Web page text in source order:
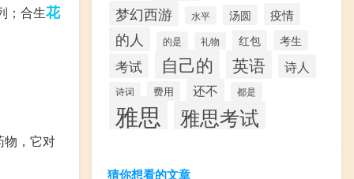
；合生花
物，它对
梦幻西游 水平 汤圆 疫情
的人 的是 礼物 红包 考生
考试 自己的 英语 诗人
诗词 费用 还不 都是
雅思 雅思考试
猜你想看的文章